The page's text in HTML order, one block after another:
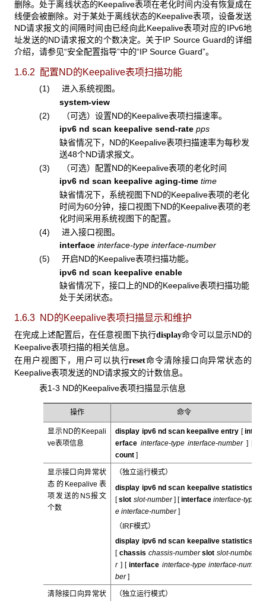
删除。处于离线状态的Keepalive表项在老化时间内没有恢复成在
线便会被删除。对于某处于离线状态的Keepalive表项，设备发送
ND请求报文的间隔时间由已经向此Keepalive表项对应的IPv6地
址发送的ND请求报文的个数决定。关于IP Source Guard的详细
介绍，请参见“安全配置指导”中的“IP Source Guard”。
1.6.2 配置ND的Keepalive表项扫描功能
(1) 进入系统视图。
system-view
(2) （可选）设置ND的Keepalive表项扫描速率。
ipv6 nd scan keepalive send-ratepps
缺省情况下，ND的Keepalive表项扫描速率为每秒发
送48个ND请求报文。
(3) （可选）配置ND的Keepalive表项的老化时间
ipv6 nd scan keepalive aging-time time
缺省情况下，系统视图下ND的Keepalive表项的老化
时间为60分钟，接口视图下ND的Keepalive表项的老
化时间采用系统视图下的配置。
(4) 进入接口视图。
interface interface-type interface-number
(5) 开启ND的Keepalive表项扫描功能。
ipv6 nd scan keepalive enable
缺省情况下，接口上的ND的Keepalive表项扫描功能
处于关闭状态。
1.6.3 ND的Keepalive表项扫描显示和维护
在完成上述配置后，在任意视图下执行display命令可以显示ND的
Keepalive表项扫描的相关信息。
在用户视图下，用户可以执行reset命令清除接口向异常状态的
Keepalive表项发送的ND请求报文的计数信息。
表1-3 ND的Keepalive表项扫描显示信息
操作 命令
显示ND的Keepali
ve表项信息
display ipv6 nd scan keepalive entry [ int
erface interface-type interface-number ]
count ]
显示接口向异常状
态的Keepalive表
项发送的NS报文
个数
（独立运行模式）
display ipv6 nd scan keepalive statistics
[ slot slot-number ] [ interface interface-typ
e interface-number ]
（IRF模式）
display ipv6 nd scan keepalive statistics
[ chassis chassis-number slot slot-numbe
r ] [ interface interface-type interface-num
ber ]
清除接口向异常状
（独立运行模式）